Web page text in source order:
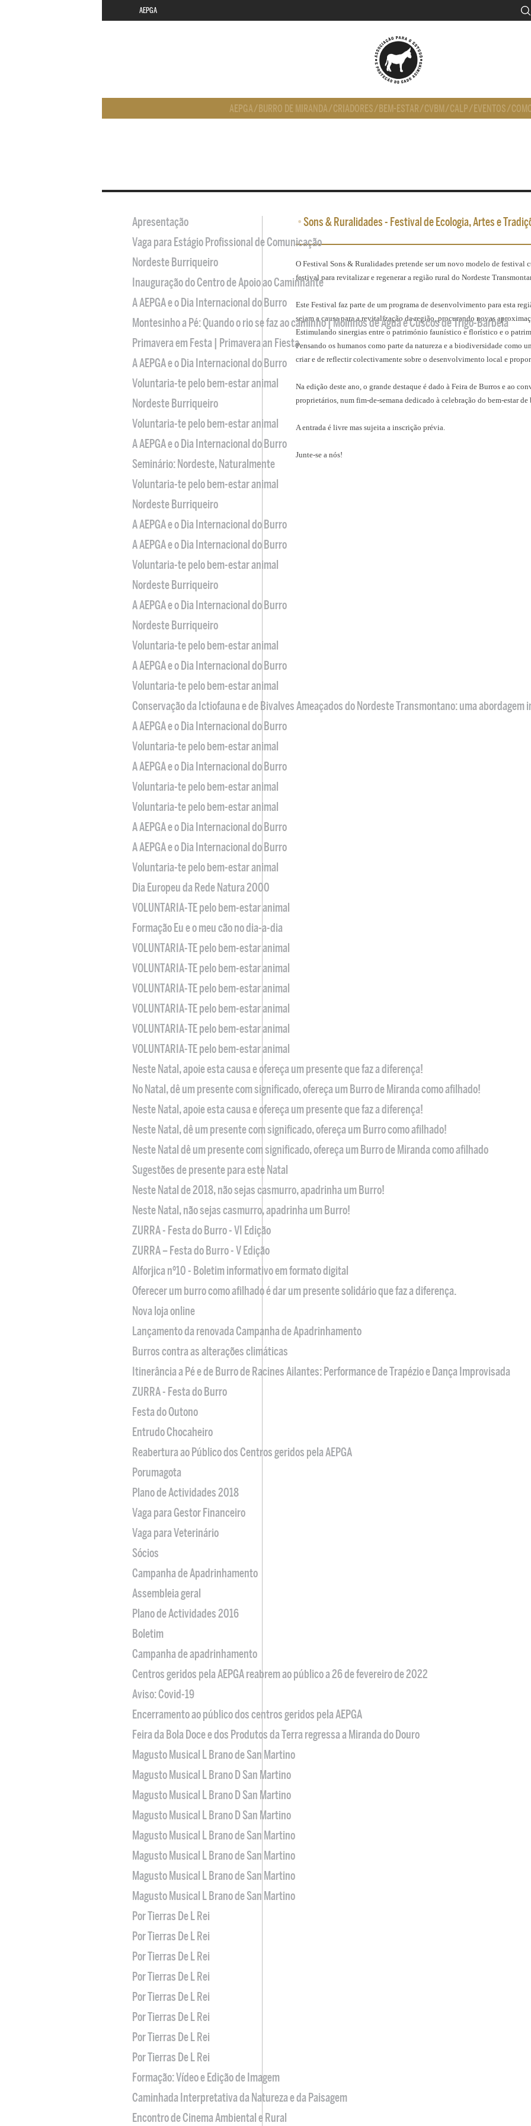
AEPGA
AEPGA/ BURRO DE MIRANDA/CRIADORES/ BEM-ESTAR/CVBM/CALP/ EVENTOS/
•Sons & Ruralidades - Festival de Ecologia, Artes e
O Festival Sons & Ruralidades pretende ser um novo modelo de festival
festival para revitalizar e regenerar a região rural do Nordeste
Este Festival faz parte de um programa de desenvolvimento para esta
sejam a causa para a revitalização da região, procurando novas
Estimulando sinergias entre o património faunístico e florístico e o
Pensando os humanos como parte da natureza e a biodiversidade como
criar e de reflectir colectivamente sobre o desenvolvimento local e
Na edição deste ano, o grande destaque é dado à Feira de Burros e ao
proprietários, num fim-de-semana dedicado à celebração do bem-estar de
A entrada é livre mas sujeita a inscrição prévia.
Junte-se a nós!
Apresentação
Vaga para Estágio Profissional de Comunicação
Nordeste Burriqueiro
Inauguração do Centro de Apoio ao Caminhante
A AEPGA e o Dia Internacional do Burro
Montesinho a Pé: Quando o rio se faz ao caminho | Moinhos de Água e Cuscos de Trigo-Barbela
Primavera em Festa | Primavera an Fiesta
A AEPGA e o Dia Internacional do Burro
Voluntaria-te pelo bem-estar animal
Nordeste Burriqueiro
Voluntaria-te pelo bem-estar animal
A AEPGA e o Dia Internacional do Burro
Seminário: Nordeste, Naturalmente
Voluntaria-te pelo bem-estar animal
Nordeste Burriqueiro
A AEPGA e o Dia Internacional do Burro
A AEPGA e o Dia Internacional do Burro
Voluntaria-te pelo bem-estar animal
Nordeste Burriqueiro
A AEPGA e o Dia Internacional do Burro
Nordeste Burriqueiro
Voluntaria-te pelo bem-estar animal
A AEPGA e o Dia Internacional do Burro
Voluntaria-te pelo bem-estar animal
Conservação da Ictiofauna e de Bivalves Ameaçados do Nordeste Transmontano: uma abordagem
A AEPGA e o Dia Internacional do Burro
Voluntaria-te pelo bem-estar animal
A AEPGA e o Dia Internacional do Burro
Voluntaria-te pelo bem-estar animal
Voluntaria-te pelo bem-estar animal
A AEPGA e o Dia Internacional do Burro
A AEPGA e o Dia Internacional do Burro
Voluntaria-te pelo bem-estar animal
Dia Europeu da Rede Natura 2000
VOLUNTARIA-TE pelo bem-estar animal
Formação Eu e o meu cão no dia-a-dia
VOLUNTARIA-TE pelo bem-estar animal
VOLUNTARIA-TE pelo bem-estar animal
VOLUNTARIA-TE pelo bem-estar animal
VOLUNTARIA-TE pelo bem-estar animal
VOLUNTARIA-TE pelo bem-estar animal
VOLUNTARIA-TE pelo bem-estar animal
Neste Natal, apoie esta causa e ofereça um presente que faz a diferença!
No Natal, dê um presente com significado, ofereça um Burro de Miranda como afilhado!
Neste Natal, apoie esta causa e ofereça um presente que faz a diferença!
Neste Natal, dê um presente com significado, ofereça um Burro como afilhado!
Neste Natal dê um presente com significado, ofereça um Burro de Miranda como afilhado
Sugestões de presente para este Natal
Neste Natal de 2018, não sejas casmurro, apadrinha um Burro!
Neste Natal, não sejas casmurro, apadrinha um Burro!
ZURRA - Festa do Burro - VI Edição
ZURRA – Festa do Burro - V Edição
Alforjica nº10 - Boletim informativo em formato digital
Oferecer um burro como afilhado é dar um presente solidário que faz a diferença.
Nova loja online
Lançamento da renovada Campanha de Apadrinhamento
Burros contra as alterações climáticas
Itinerância a Pé e de Burro de Racines Ailantes: Performance de Trapézio e Dança Improvisada
ZURRA - Festa do Burro
Festa do Outono
Entrudo Chocaheiro
Reabertura ao Público dos Centros geridos pela AEPGA
Porumagota
Plano de Actividades 2018
Vaga para Gestor Financeiro
Vaga para Veterinário
Sócios
Campanha de Apadrinhamento
Assembleia geral
Plano de Actividades 2016
Boletim
Campanha de apadrinhamento
Centros geridos pela AEPGA reabrem ao público a 26 de fevereiro de 2022
Aviso: Covid-19
Encerramento ao público dos centros geridos pela AEPGA
Feira da Bola Doce e dos Produtos da Terra regressa a Miranda do Douro
Magusto Musical L Brano de San Martino
Magusto Musical L Brano D San Martino
Magusto Musical L Brano D San Martino
Magusto Musical L Brano D San Martino
Magusto Musical L Brano de San Martino
Magusto Musical L Brano de San Martino
Magusto Musical L Brano de San Martino
Magusto Musical L Brano de San Martino
Por Tierras De L Rei
Por Tierras De L Rei
Por Tierras De L Rei
Por Tierras De L Rei
Por Tierras De L Rei
Por Tierras De L Rei
Por Tierras De L Rei
Por Tierras De L Rei
Formação: Vídeo e Edição de Imagem
Caminhada Interpretativa da Natureza e da Paisagem
Encontro de Cinema Ambiental e Rural